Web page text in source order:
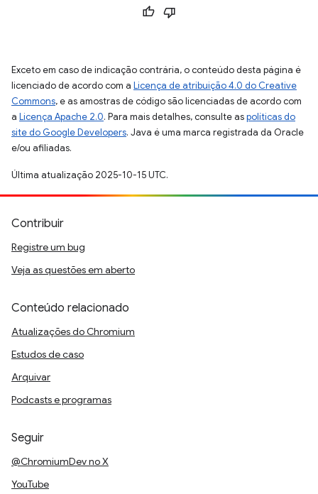
Exceto em caso de indicação contrária, o conteúdo desta página é
licenciado de acordo com a Licença de atribuição 4.0 do Creative
Commons, e as amostras de código são licenciadas de acordo com
a Licença Apache 2.0. Para mais detalhes, consulte aspolíticas do
site do Google Developers. Java é uma marca registrada da Oracle
e/ou afiliadas.
Última atualização 2025-10-15 UTC.
Contribuir
Registre um bug
Veja as questões em aberto
Conteúdo relacionado
Atualizações do Chromium
Estudos de caso
Arquivar
Podcasts e programas
Seguir
@ChromiumDev no X
YouTube